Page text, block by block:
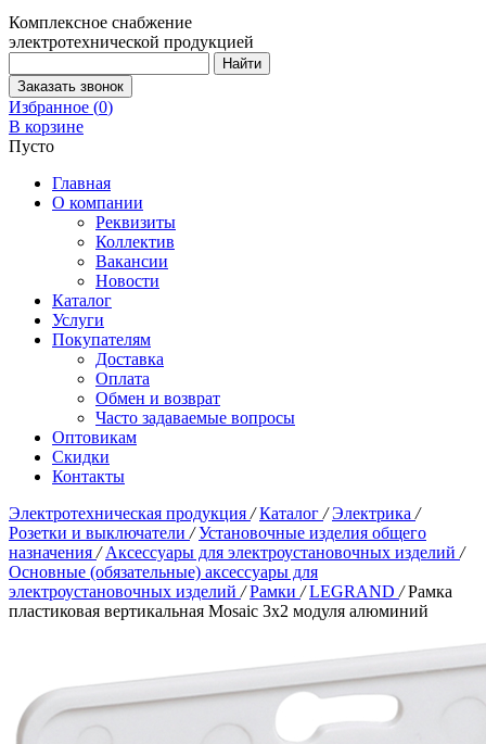
Комплексное снабжение
электротехнической продукцией
Избранное (0)
В корзине
Пусто
Главная
О компании
Реквизиты
Коллектив
Вакансии
Новости
Каталог
Услуги
Покупателям
Доставка
Оплата
Обмен и возврат
Часто задаваемые вопросы
Оптовикам
Скидки
Контакты
Электротехническая продукция / Каталог / Электрика /
Розетки и выключатели / Установочные изделия общего
назначения / Аксессуары для электроустановочных изделий /
Основные (обязательные) аксессуары для
электроустановочных изделий / Рамки / LEGRAND / Рамка
пластиковая вертикальная Mosaic 3х2 модуля алюминий